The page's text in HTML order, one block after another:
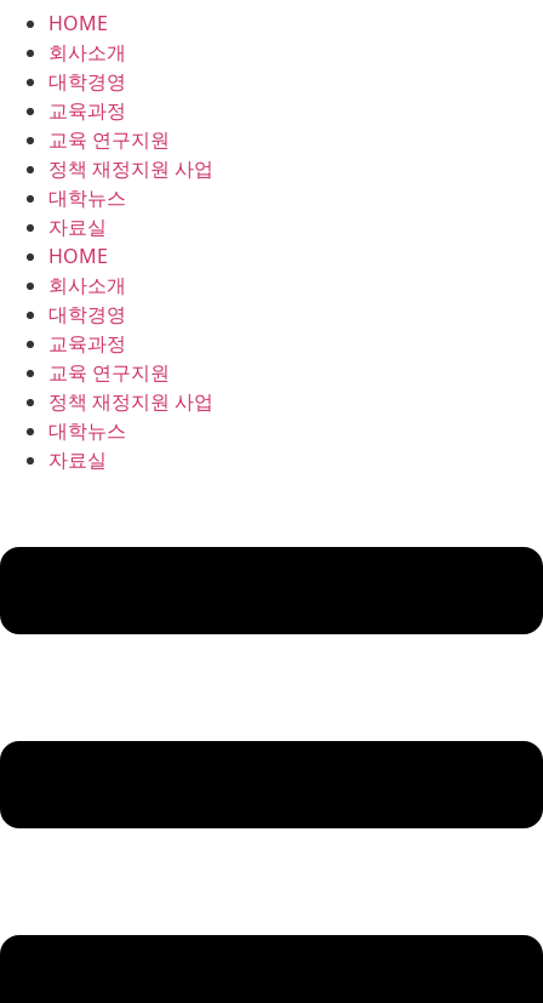
HOME
회사소개
대학경영
교육과정
교육 연구지원
정책 재정지원 사업
대학뉴스
자료실
HOME
회사소개
대학경영
교육과정
교육 연구지원
정책 재정지원 사업
대학뉴스
자료실